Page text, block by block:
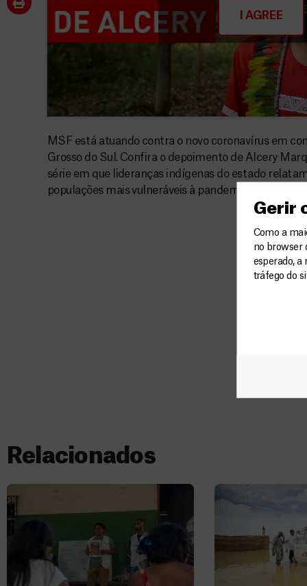
Gerir
Como a
no browser
esperado,
tráfego do
I AGREE
MSF está atuando contra o novo coronavírus em
Grosso do Sul. Confira o depoimento de Alcery
série em que lideranças indígenas do estado
populações mais vulneráveis à pandemia no Brasil.
Relacionados